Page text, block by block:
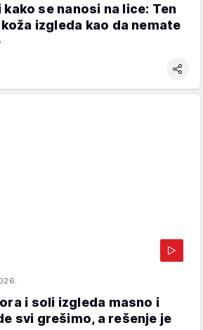
se nanosi na lice: Ten
izgleda kao da nemate
i soli izgleda masno i
svi grešimo, a rešenje je